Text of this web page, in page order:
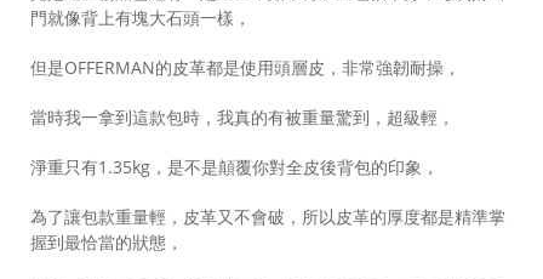
門就像背上有塊大石頭一樣，
但是OFFERMAN的皮革都是使用頭層皮，非常強韌耐操，
當時我一拿到這款包時，我真的有被重量驚到，超級輕，
淨重只有1.35kg，是不是顛覆你對全皮後背包的印象，
為了讓包款重量輕，皮革又不會破，所以皮革的厚度都是精準掌
握到最恰當的狀態，